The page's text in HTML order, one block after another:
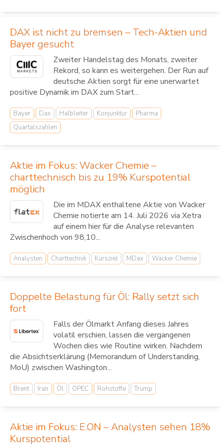
DAX ist nicht zu bremsen – Tech-Aktien und
Bayer gesucht
Zweiter Handelstag des Monats, zweiter
Rekord, so kann es weitergehen. Der Run auf
deutsche Aktien sorgt für eine unerwartet
positive Dynamik im DAX zum Start...
Bayer Dax Halbleiter Konjunktur
Pharma
Quartalszahlen
Aktie im Fokus: Wacker Chemie –
charttechnisch bis zu 19% Kurspotential
möglich
Die im MDAX enthaltene Aktie von Wacker
Chemie notierte am 14. Juli 2026 via Xetra
auf einem hier für die Analyse relevanten
Zwischenhoch von 98,10...
Analysten Charttechnik Kursziel MDax Wacker Chemie
Doppelte Belastung für Öl: Rally setzt sich
fort
Falls der Ölmarkt Anfang dieses Jahres
volatil erschien, lassen die vergangenen
Wochen dies wie Routine wirken. Nachdem
die Absichtserklärung (Memorandum of Understanding,
MoU) zwischen Washington...
Brent Iran Öl OPEC Rohstoffe Trump
Aktie im Fokus: E.ON – Analysten sehen 18%
Kurspotential